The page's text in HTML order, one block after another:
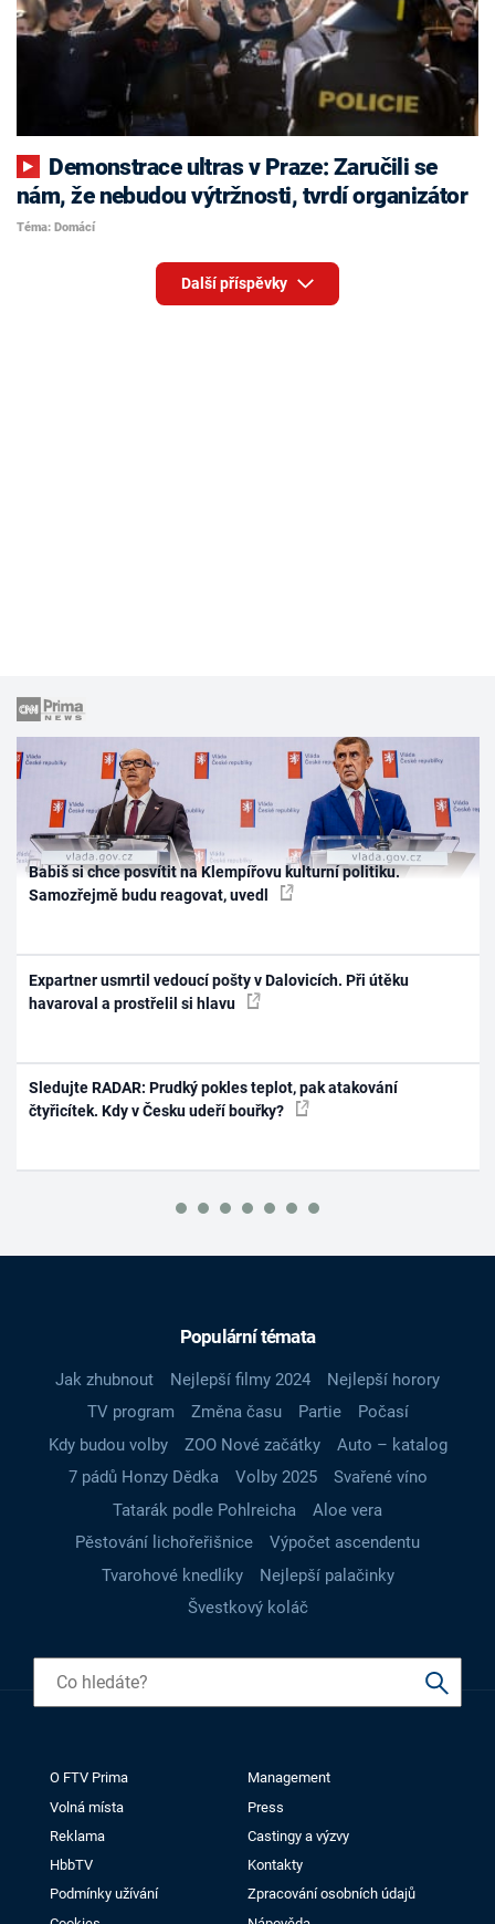
nám, že nebudou výtržnosti, tvrdí organizátor
Téma: Domácí
Další příspěvky
Babiš si chce posvítit na Klempířovu kulturní politiku.
Samozřejmě budu reagovat, uvedl
Expartner usmrtil vedoucí pošty v Dalovicích. Při útěku
havaroval a prostřelil si hlavu
Sledujte RADAR: Prudký pokles teplot, pak atakování
čtyřicítek. Kdy v Česku udeří bouřky?
Populární témata
Jak zhubnout Nejlepší filmy 2024
Nejlepší horory
TV program
Změna času Partie
Počasí
Kdy budou volby
ZOO Nové začátky
Auto – katalog
7 pádů Honzy Dědka
Volby 2025
Svařené víno
Tatarák podle Pohlreicha
Aloe vera
Pěstování lichořeřišnice
Výpočet ascendentu
Tvarohové knedlíky
Nejlepší palačinky
Švestkový koláč
O FTV Prima
Management
Volná místa
Press
Reklama
Castingy a výzvy
HbbTV
Kontakty
Podmínky užívání
Zpracování osobních údajů